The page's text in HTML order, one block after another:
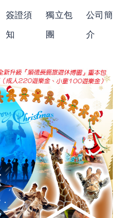
簽證須
知
獨立包
團
公司簡
介